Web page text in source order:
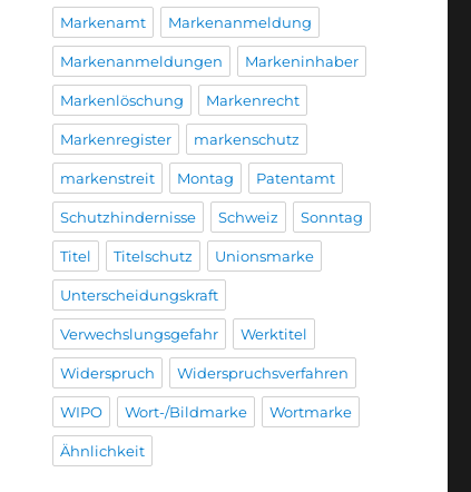
Markenamt Markenanmeldung
Markenanmeldungen Markeninhaber
Markenlöschung Markenrecht
Markenregister markenschutz
markenstreit Montag Patentamt
Schutzhindernisse Schweiz Sonntag
Titel Titelschutz Unionsmarke
Unterscheidungskraft
Verwechslungsgefahr Werktitel
Widerspruch Widerspruchsverfahren
WIPO Wort-/Bildmarke Wortmarke
Ähnlichkeit